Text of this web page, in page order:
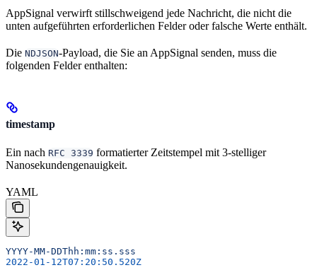
AppSignal verwirft stillschweigend jede Nachricht, die nicht die
unten aufgeführten erforderlichen Felder oder falsche Werte enthält.
Die NDJSON-Payload, die Sie an AppSignal senden, muss die
folgenden Felder enthalten:
timestamp
Ein nach RFC 3339 formatierter Zeitstempel mit 3-stelliger
Nanosekundengenauigkeit.
YAML
YYYY-MM-DDThh:mm:ss.sss
2022-01-12T07:20:50.520Z